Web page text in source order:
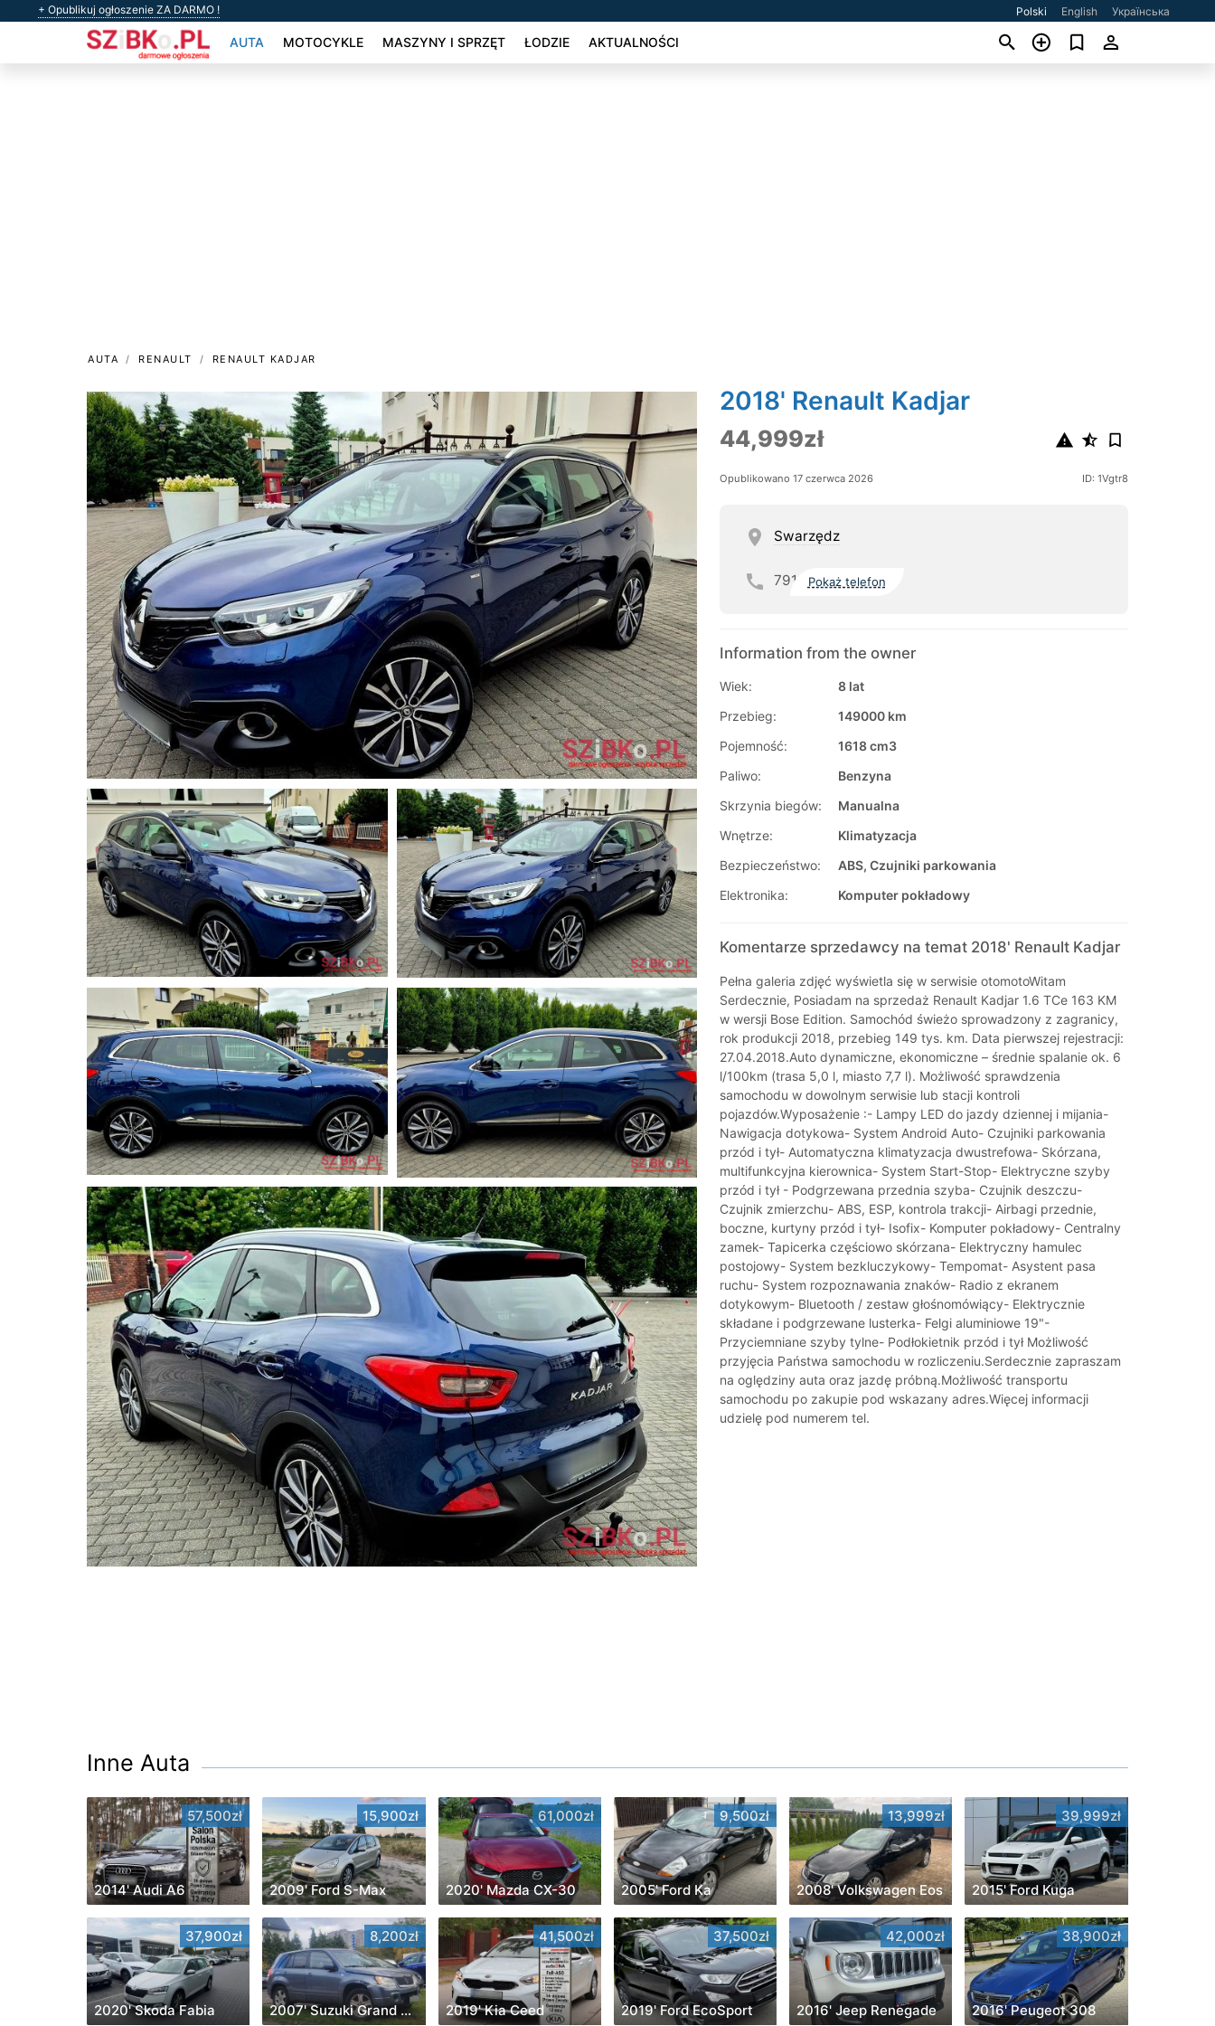
+ Opublikuj ogłoszenie ZA DARMO ! Polski English Українська
AUTA MOTOCYKLE MASZYNY I SPRZĘT ŁODZIE AKTUALNOŚCI
AUTA RENAULT RENAULT KADJAR
2018' Renault Kadjar
44,999zł
Opublikowano 17 czerwca 2026 ID: 1Vgtr8
Swarzędz
791 Pokaż telefon
Information from the owner
Wiek:
8 lat
Przebieg:
149000 km
Pojemność:
1618 cm3
Paliwo:
Benzyna
Skrzynia biegów:
Manualna
Wnętrze:
Klimatyzacja
Bezpieczeństwo:
ABS, Czujniki parkowania
Elektronika:
Komputer pokładowy
Komentarze sprzedawcy na temat 2018' Renault Kadjar
Pełna galeria zdjęć wyświetla się w serwisie otomotoWitam
Serdecznie, Posiadam na sprzedaż Renault Kadjar 1.6 TCe 163 KM
w wersji Bose Edition. Samochód świeżo sprowadzony z zagranicy,
rok produkcji 2018, przebieg 149 tys. km. Data pierwszej rejestracji:
27.04.2018.Auto dynamiczne, ekonomiczne – średnie spalanie ok. 6
l/100km (trasa 5,0 l, miasto 7,7 l). Możliwość sprawdzenia
samochodu w dowolnym serwisie lub stacji kontroli
pojazdów.Wyposażenie :- Lampy LED do jazdy dziennej i mijania-
Nawigacja dotykowa- System Android Auto- Czujniki parkowania
przód i tył- Automatyczna klimatyzacja dwustrefowa- Skórzana,
multifunkcyjna kierownica- System Start-Stop- Elektryczne szyby
przód i tył - Podgrzewana przednia szyba- Czujnik deszczu-
Czujnik zmierzchu- ABS, ESP, kontrola trakcji- Airbagi przednie,
boczne, kurtyny przód i tył- Isofix- Komputer pokładowy- Centralny
zamek- Tapicerka częściowo skórzana- Elektryczny hamulec
postojowy- System bezkluczykowy- Tempomat- Asystent pasa
ruchu- System rozpoznawania znaków- Radio z ekranem
dotykowym- Bluetooth / zestaw głośnomówiący- Elektrycznie
składane i podgrzewane lusterka- Felgi aluminiowe 19"-
Przyciemniane szyby tylne- Podłokietnik przód i tył Możliwość
przyjęcia Państwa samochodu w rozliczeniu.Serdecznie zapraszam
na oględziny auta oraz jazdę próbną.Możliwość transportu
samochodu po zakupie pod wskazany adres.Więcej informacji
udzielę pod numerem tel.
Inne Auta
57,500zł
2014' Audi A6
15,900zł
2009' Ford S-Max
61,000zł
2020' Mazda CX-30
9,500zł
2005' Ford Ka
13,999zł
2008' Volkswagen Eos
39,999zł
2015' Ford Kuga
37,900zł
2020' Skoda Fabia
8,200zł
2007' Suzuki Grand Vitara
41,500zł
2019' Kia Ceed
37,500zł
2019' Ford EcoSport
42,000zł
2016' Jeep Renegade
38,900zł
2016' Peugeot 308